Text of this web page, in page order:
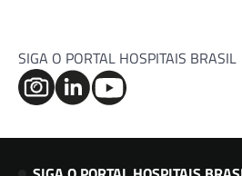
SIGA O PORTAL HOSPITAIS BRASIL